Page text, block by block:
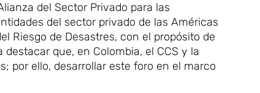
del Sector Privado para las
del sector privado de las Américas
Riesgo de Desastres, con el propósito de
que, en Colombia, el CCS y la
por ello, desarrollar este foro en el marco